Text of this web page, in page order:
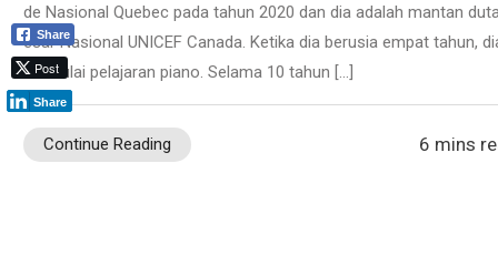
de Nasional Quebec pada tahun 2020 dan dia adalah mantan
esar Nasional UNICEF Canada. Ketika dia berusia empat tahun,
memulai pelajaran piano. Selama 10 tahun […]
Continue Reading 6 mins
Share
Post
Share